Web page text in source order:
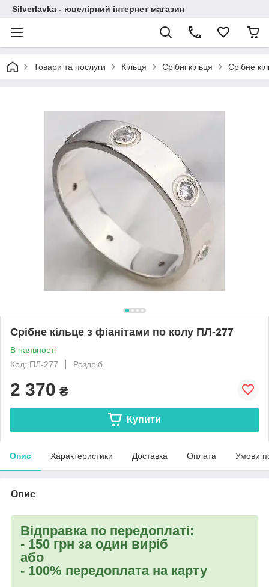
Silverlavka - ювелірний інтернет магазин
Товари та послуги Кільця Срібні кільця Срібне
Срібне кільце з фіанітами по колу ПЛ-277
В наявності
Код: ПЛ-277
Роздріб
2 370 ₴
Купити
Опис Характеристики Доставка Оплата Умови
Опис
Відправка по передоплаті:
- 150 грн за один виріб
або
- 100% передоплата на карту